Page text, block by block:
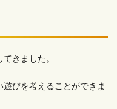
きました。
びを考えることができま